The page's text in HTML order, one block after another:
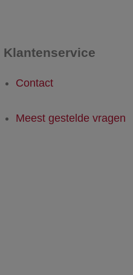
Klantenservice
Contact
Meest gestelde vragen